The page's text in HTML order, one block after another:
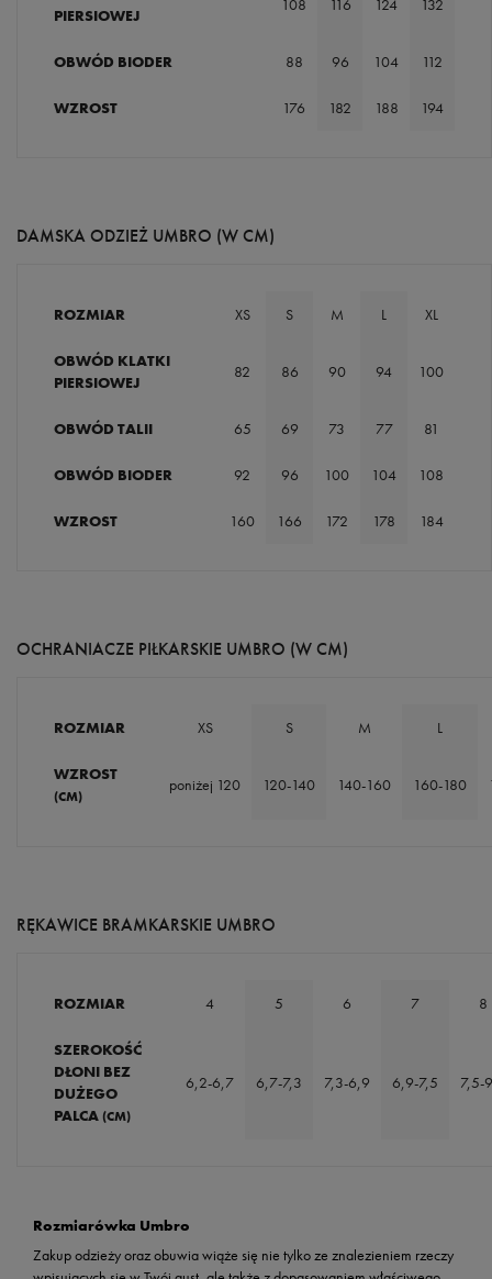
PIERSIOWEJ
108 116 124 132
OBWÓD BIODER 88 96 104 112
WZROST 176 182 188 194
DAMSKA ODZIEŻ UMBRO (W CM)
ROZMIAR XS S M L XL
OBWÓD KLATKI
PIERSIOWEJ
82 86 90 94 100
OBWÓD TALII 65 69 73 77 81
OBWÓD BIODER 92 96 100 104 108
WZROST 160 166 172 178 184
OCHRANIACZE PIŁKARSKIE UMBRO (W CM)
ROZMIAR XS S M L
WZROST
(CM)
poniżej 120 120-140 140-160 160-180
RĘKAWICE BRAMKARSKIE UMBRO
ROZMIAR 4 5 6 7 8
SZEROKOŚĆ
DŁONI BEZ
DUŻEGO
PALCA (CM)
6,2-6,7 6,7-7,3 7,3-6,9 6,9-7,5 7,5-
Rozmiarówka Umbro
Zakup odzieży oraz obuwia wiąże się nie tylko ze znalezieniem rzeczy